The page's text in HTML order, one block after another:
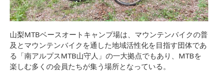
山梨MTBベースオートキャンプ場は、マウンテンバイクの普
及とマウンテンバイクを通した地域活性化を目指す団体であ
る「南アルプスMTB山守人」の一大拠点でもあり、MTBを
楽しむ多くの会員たちが集う場所となっている。